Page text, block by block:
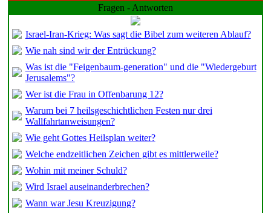
Fragen - Antworten
Israel-Iran-Krieg: Was sagt die Bibel zum weiteren Ablauf?
Wie nah sind wir der Entrückung?
Was ist die "Feigenbaum-generation" und die "Wiedergeburt
Jerusalems"?
Wer ist die Frau in Offenbarung 12?
Warum bei 7 heilsgeschichtlichen Festen nur drei
Wallfahrtanweisungen?
Wie geht Gottes Heilsplan weiter?
Welche endzeitlichen Zeichen gibt es mittlerweile?
Wohin mit meiner Schuld?
Wird Israel auseinanderbrechen?
Wann war Jesu Kreuzigung?